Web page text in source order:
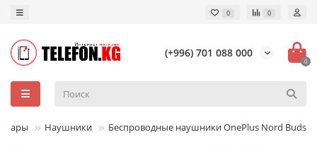
0 0
(+996) 701 088 000
0
Наушники Беспроводные наушники OnePlus Nord Buds